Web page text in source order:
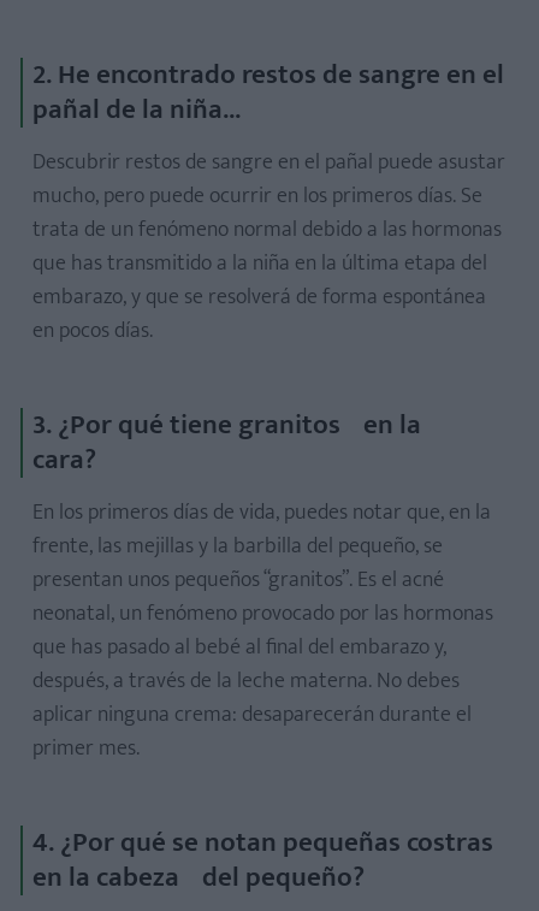
2. He encontrado restos de sangre en el
pañal de la niña...
Descubrir restos de sangre en el pañal puede asustar
mucho, pero puede ocurrir en los primeros días. Se
trata de un fenómeno normal debido a las hormonas
que has transmitido a la niña en la última etapa del
embarazo, y que se resolverá de forma espontánea
en pocos días.
3. ¿Por qué tiene granitos en la
cara?
En los primeros días de vida, puedes notar que, en la
frente, las mejillas y la barbilla del pequeño, se
presentan unos pequeños “granitos”. Es el acné
neonatal, un fenómeno provocado por las hormonas
que has pasado al bebé al final del embarazo y,
después, a través de la leche materna. No debes
aplicar ninguna crema: desaparecerán durante el
primer mes.
4. ¿Por qué se notan pequeñas costras
en la cabeza del pequeño?